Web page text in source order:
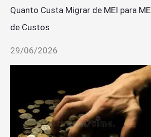
Quanto Custa Migrar de MEI para
de Custos
29/06/2026